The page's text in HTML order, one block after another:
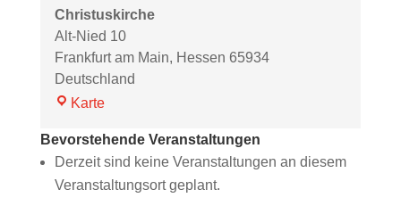
Christuskirche
Alt-Nied 10
Frankfurt am Main, Hessen 65934
Deutschland
KarteChristuskirche
Bevorstehende Veranstaltungen
Derzeit sind keine Veranstaltungen an diesem
Veranstaltungsort geplant.